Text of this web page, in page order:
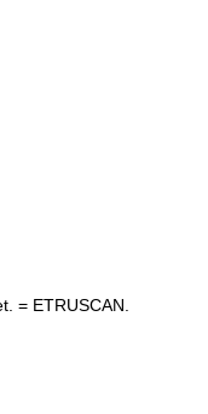
= ETRUSCAN.